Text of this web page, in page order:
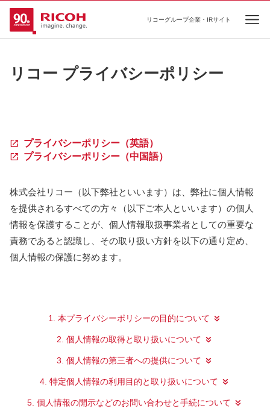
リコーグループ企業・IRサイト
リコー プライバシーポリシー
プライバシーポリシー（英語）
プライバシーポリシー（中国語）
株式会社リコー（以下弊社といいます）は、弊社に個人情報
を提供されるすべての方々（以下ご本人といいます）の個人
情報を保護することが、個人情報取扱事業者としての重要な
責務であると認識し、その取り扱い方針を以下の通り定め、
個人情報の保護に努めます。
1. 本プライバシーポリシーの目的について
2. 個人情報の取得と取り扱いについて
3. 個人情報の第三者への提供について
4. 特定個人情報の利用目的と取り扱いについて
5. 個人情報の開示などのお問い合わせと手続について